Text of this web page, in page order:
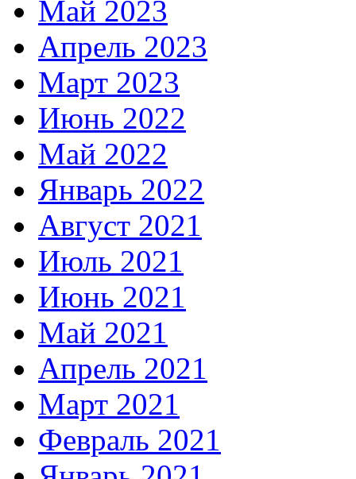
Май 2023
Апрель 2023
Март 2023
Июнь 2022
Май 2022
Январь 2022
Август 2021
Июль 2021
Июнь 2021
Май 2021
Апрель 2021
Март 2021
Февраль 2021